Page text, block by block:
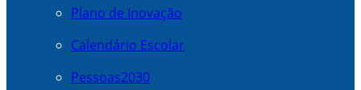
Plano de Inovação
Calendário Escolar
Pessoas2030